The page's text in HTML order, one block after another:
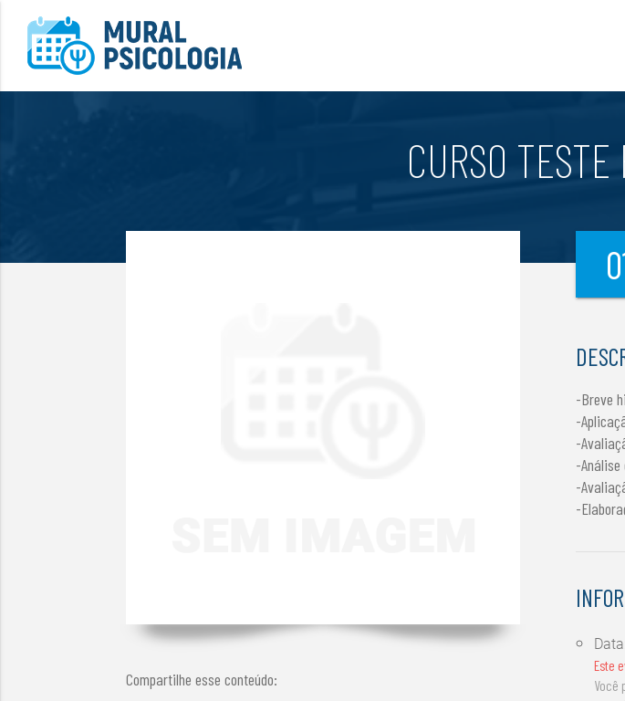
CURSO TESTE
Compartilhe esse conteúdo:
-Breve
-
-
-
-
-
Este
Você